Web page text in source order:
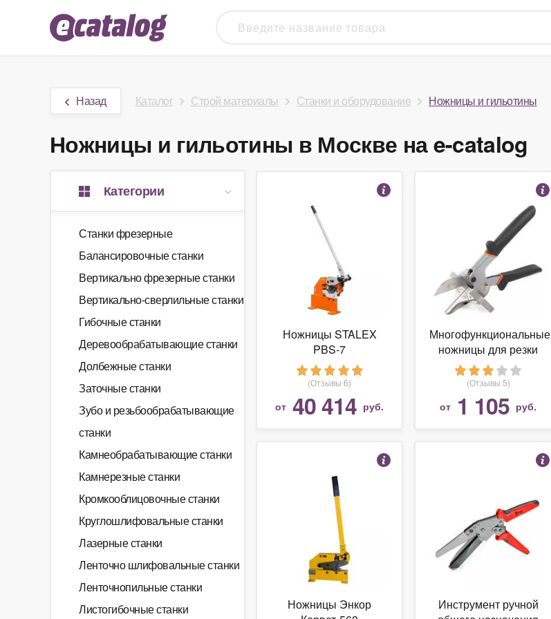
Назад Каталог Строй материалы Станки и оборудование Ножницы и гильотины
Ножницы и гильотины в Москве на e-catalog
Категории
Станки фрезерные
Балансировочные станки
Вертикально фрезерные станки
Вертикально-сверлильные станки
Гибочные станки
Деревообрабатывающие станки
Долбежные станки
Заточные станки
Зубо и резьбообрабатывающие
станки
Камнеобрабатывающие станки
Камнерезные станки
Кромкооблицовочные станки
Круглошлифовальные станки
Лазерные станки
Ленточно шлифовальные станки
Ленточнопильные станки
Листогибочные станки
Ножницы STALEX
PBS-7
(Отзывы 6)
от 40 414 руб.
Многофункциональные
ножницы для резки
пластмассовых
коробов и кабель-
каналов с опорной
рамкой для ре (79822)
(Отзывы 5)
от 1 105 руб.
Ножницы Энкор
Инструмент ручной